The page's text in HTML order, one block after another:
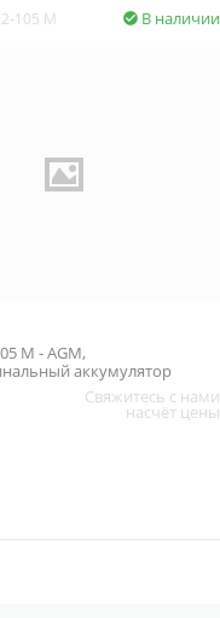
105 M В наличии

M - AGM,
аккумулятор
Свяжитесь с нами
насчёт цены